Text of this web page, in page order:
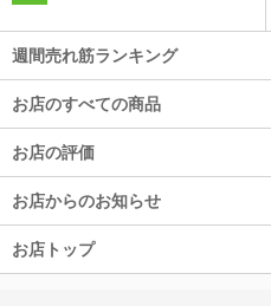
週間売れ筋ランキング
お店のすべての商品
お店の評価
お店からのお知らせ
お店トップ